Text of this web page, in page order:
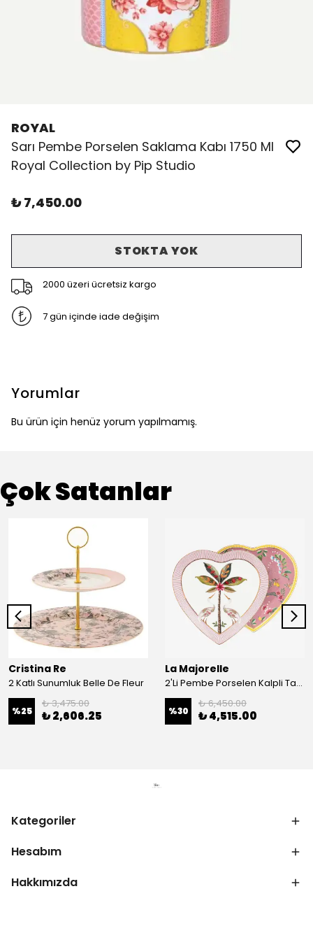
ROYAL
Sarı Pembe Porselen Saklama Kabı 1750 Ml
Royal Collection by Pip Studio
₺ 7,450.00
STOKTA YOK
2000 üzeri ücretsiz kargo
7 gün içinde iade değişim
Yorumlar
Bu ürün için henüz yorum yapılmamış.
Çok Satanlar
Cristina Re
2 Katlı Sunumluk Belle De Fleur
%25
₺ 3,475.00
₺ 2,606.25
La Majorelle
2'Li Pembe Porselen Kalpli Tabak 21,5 Cm La Majorelle
%30
₺ 6,450.00
₺ 4,515.00
Kategoriler
Hesabım
Hakkımızda